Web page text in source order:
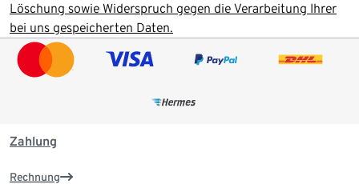
Löschung sowie Widerspruch gegen die Verarbeitung Ihrer
bei uns gespeicherten Daten.
Zahlung
Rechnung